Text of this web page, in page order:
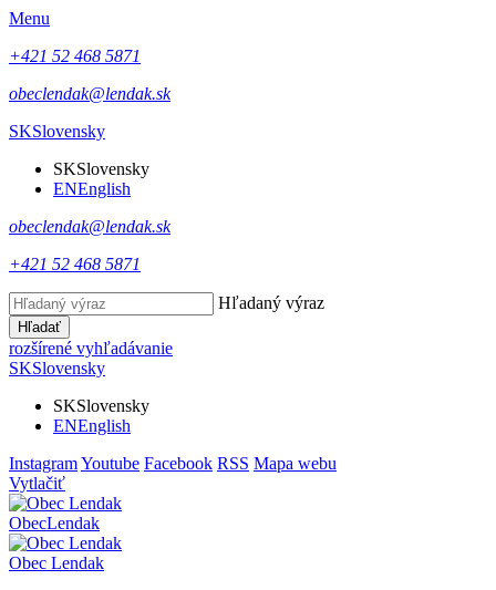
Menu
+421 52 468 5871
obeclendak@lendak.sk
SKSlovensky
SKSlovensky
ENEnglish
obeclendak@lendak.sk
+421 52 468 5871
Hľadaný výraz
Hľadať
rozšírené vyhľadávanie
SKSlovensky
SKSlovensky
ENEnglish
InstagramYoutube Facebook RSS Mapa webu
Vytlačiť
ObecLendak
Obec Lendak